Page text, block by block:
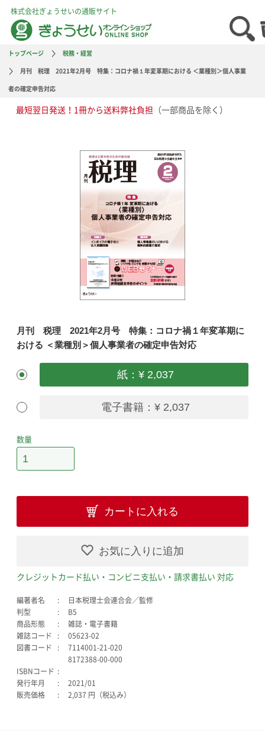
株式会社ぎょうせいの通販サイト
トップページ
税務・経営
月刊 税理 2021年2月号 特集：コロナ禍１年変革期における ＜業種別＞個人事業
者の確定申告対応
最短翌日発送！1冊から送料弊社負担 （一部商品を除く）
月刊 税理 2021年2月号 特集：コロナ禍１年変革期に
おける ＜業種別＞個人事業者の確定申告対応
紙：¥ 2,037
電子書籍：¥ 2,037
数量
カートに入れる
お気に入りに追加
クレジットカード払い・コンビニ支払い・請求書払い 対応
編著者名
日本税理士会連合会／監修
判型
B5
商品形態
雑誌・電子書籍
雑誌コード
05623-02
図書コード
7114001-21-020
8172388-00-000
ISBNコード
発行年月
2021/01
販売価格
2,037 円（税込み）